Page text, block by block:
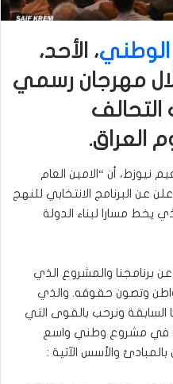
الوطني، الأحد،
مهرجان رسمي
التحالف
نيوزط، أن “الامين العام
عن البرنامج الانتخابي للنهج
يخط مسارا لبناء الدولة
برنامجنا والمشروع الذي
وتصون حقوقه. والذي
السابقة ونرحب بالقوى التي
في مشروع وطني واسع
والأسس الآتية :